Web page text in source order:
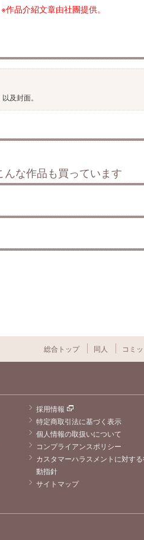
※作品介紹文章由社團提供。
及封面。
な作品も買っています
総合トップ 同人 コミ
採用情報
特定商取引法に基づく表示
個人情報の取扱いについて
コンプライアンスポリシー
カスタマーハラスメントに対す
動指針
サイトマップ